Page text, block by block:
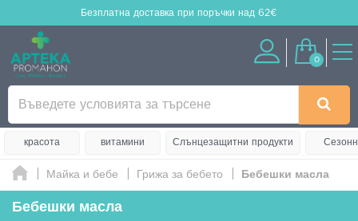
Безплатна доставка при поръчки над 62€
0
красота витамини Слънцезащитни продукти
Майка и бебе Грижа за бебето Бебешки масла
Бебешки масла